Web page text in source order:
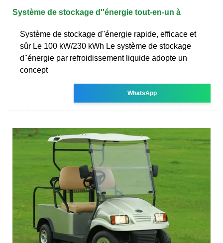
Système de stockage d''énergie tout-en-un à
Système de stockage d''énergie rapide, efficace et
sûr Le 100 kW/230 kWh Le système de stockage
d''énergie par refroidissement liquide adopte un
concept
WhatsApp